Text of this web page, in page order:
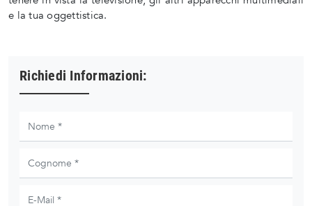
e la tua oggettistica.
Richiedi Informazioni: